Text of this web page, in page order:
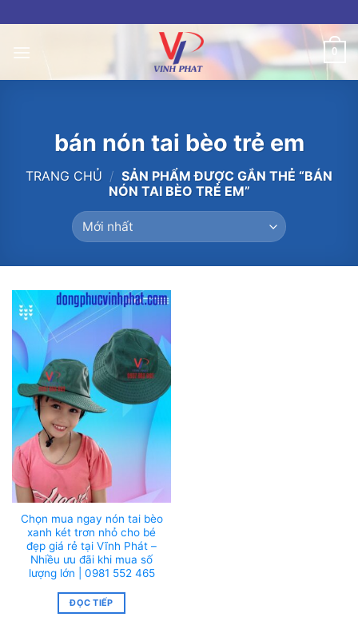
to
content
0
bán nón tai bèo trẻ em
TRANG CHỦ / SẢN PHẨM ĐƯỢC GẮN THẺ “BÁN
NÓN TAI BÈO TRẺ EM”
Chọn mua ngay nón tai bèo
xanh két trơn nhỏ cho bé
đẹp giá rẻ tại Vĩnh Phát –
Nhiều ưu đãi khi mua số
lượng lớn | 0981 552 465
ĐỌC TIẾP